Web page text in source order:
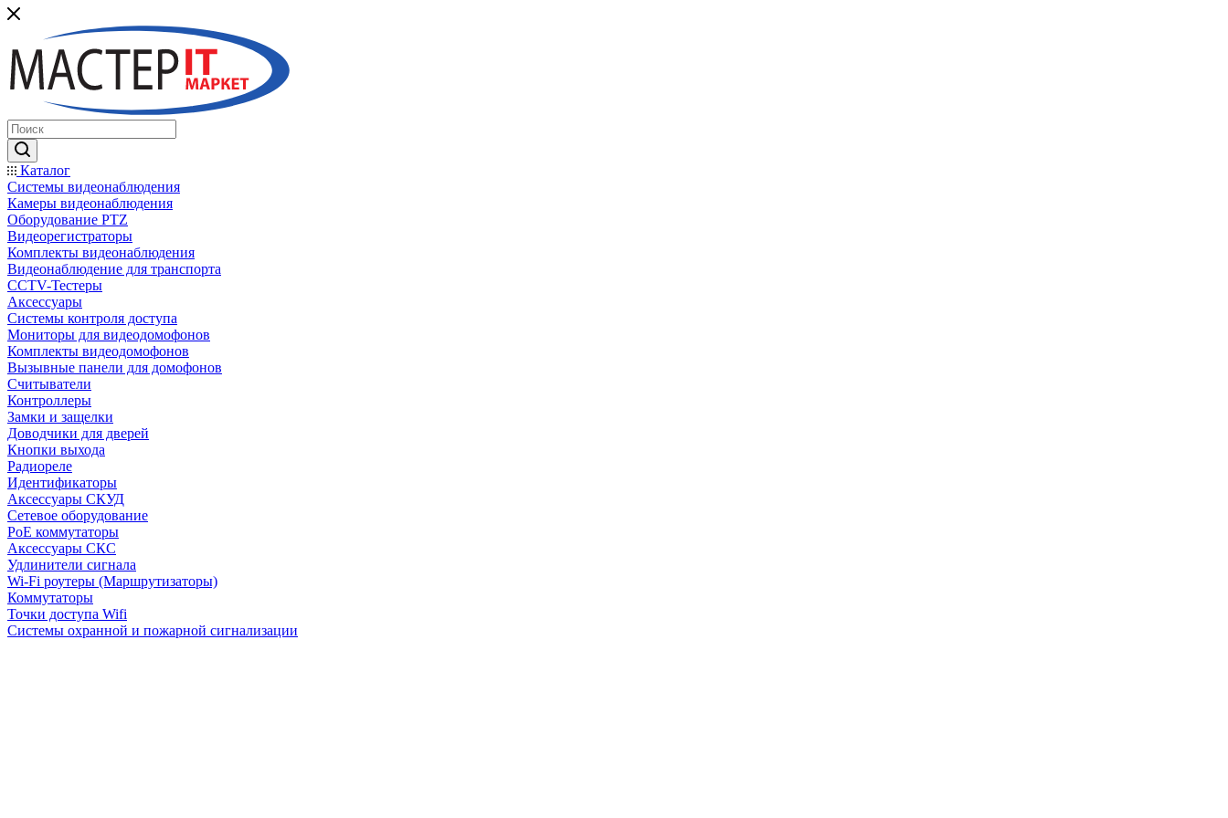
Каталог
Системы видеонаблюдения
Камеры видеонаблюдения
Оборудование PTZ
Видеорегистраторы
Комплекты видеонаблюдения
Видеонаблюдение для транспорта
CCTV-Тестеры
Аксессуары
Системы контроля доступа
Мониторы для видеодомофонов
Комплекты видеодомофонов
Вызывные панели для домофонов
Считыватели
Контроллеры
Замки и защелки
Доводчики для дверей
Кнопки выхода
Радиореле
Идентификаторы
Аксессуары СКУД
Сетевое оборудование
PoE коммутаторы
Аксессуары СКС
Удлинители сигнала
Wi-Fi роутеры (Маршрутизаторы)
Коммутаторы
Точки доступа Wifi
Системы охранной и пожарной сигнализации